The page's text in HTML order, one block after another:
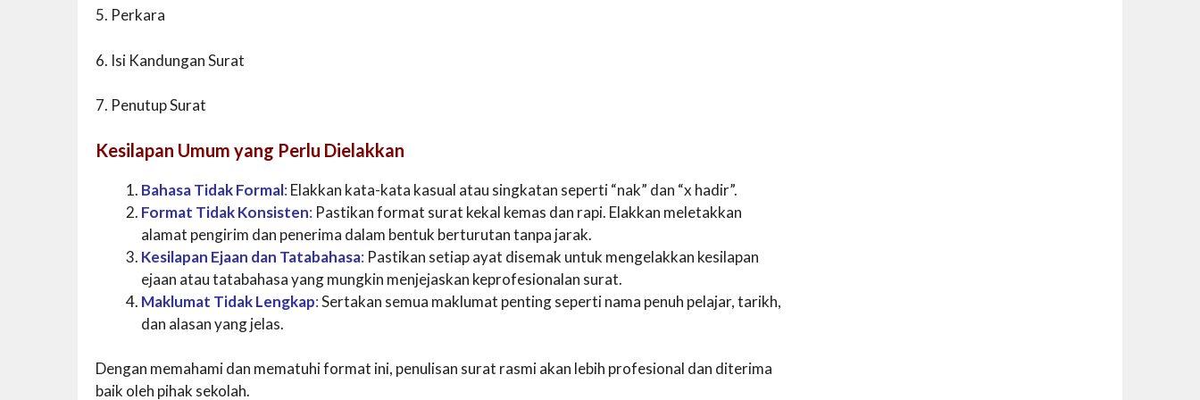
5. Perkara
6. Isi Kandungan Surat
7. Penutup Surat
Kesilapan Umum yang Perlu Dielakkan
Bahasa Tidak Formal: Elakkan kata-kata kasual atau singkatan seperti “nak” dan “x hadir”.
Format Tidak Konsisten: Pastikan format surat kekal kemas dan rapi. Elakkan meletakkan
alamat pengirim dan penerima dalam bentuk berturutan tanpa jarak.
Kesilapan Ejaan dan Tatabahasa: Pastikan setiap ayat disemak untuk mengelakkan kesilapan
ejaan atau tatabahasa yang mungkin menjejaskan keprofesionalan surat.
Maklumat Tidak Lengkap:Sertakan semua maklumat penting seperti nama penuh pelajar, tarikh,
dan alasan yang jelas.
Dengan memahami dan mematuhi format ini, penulisan surat rasmi akan lebih profesional dan diterima
baik oleh pihak sekolah.